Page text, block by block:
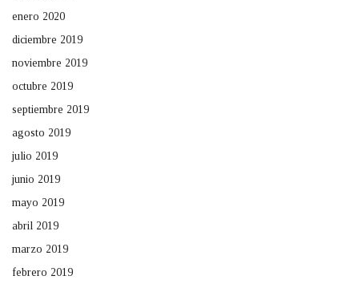
enero 2020
diciembre 2019
noviembre 2019
octubre 2019
septiembre 2019
agosto 2019
julio 2019
junio 2019
mayo 2019
abril 2019
marzo 2019
febrero 2019